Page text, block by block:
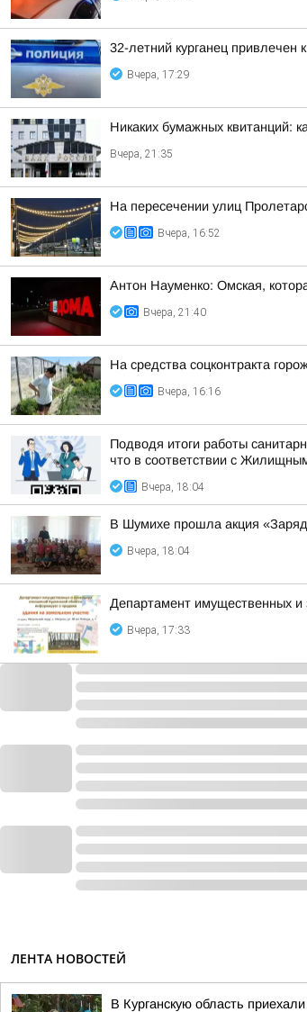
32-летний курганец привлечен
Вчера, 17:29
Никаких бумажных квитанций:
Вчера, 21:35
На пересечении улиц
Вчера, 16:52
Антон Науменко: Омская,
Вчера, 21:40
На средства соцконтракта
Вчера, 16:16
Подводя итоги работы
что в соответствии с
Вчера, 18:04
В Шумихе прошла акция
Вчера, 18:04
Департамент имущественных и
Вчера, 17:33
ЛЕНТА НОВОСТЕЙ
В Курганскую область